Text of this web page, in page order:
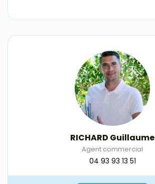
RICHARD Guillaume
Agent commercial
04 93 93 13 51